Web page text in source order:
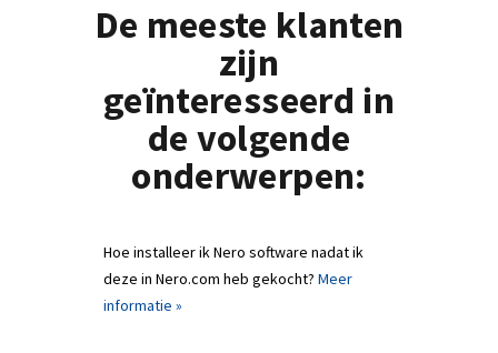
De meeste klanten
zijn
geïnteresseerd in
de volgende
onderwerpen:
Hoe installeer ik Nero software nadat ik
deze in Nero.com heb gekocht? Meer
informatie »